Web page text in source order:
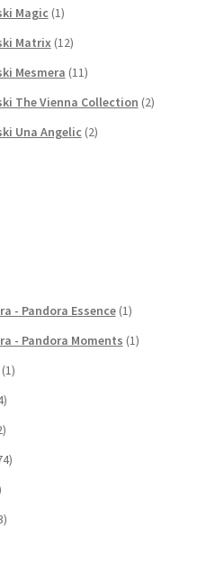
Magic (1)
Matrix (12)
Mesmera (11)
The Vienna Collection (2)
Una Angelic (2)
- Pandora Essence (1)
- Pandora Moments (1)
(1)